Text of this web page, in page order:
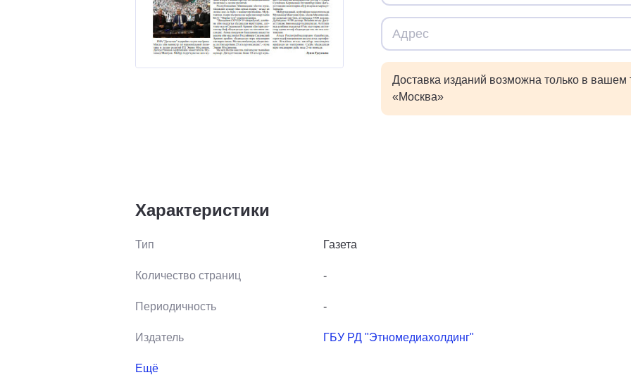
Доставка изданий возможна только в вашем
«Москва»
Характеристики
Тип Газета
Количество страниц -
Периодичность -
Издатель ГБУ РД "Этномедиахолдинг"
Ещё